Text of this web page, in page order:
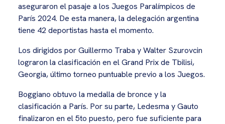
aseguraron el pasaje a los Juegos Paralímpicos de
París 2024. De esta manera, la delegación argentina
tiene 42 deportistas hasta el momento.
Los dirigidos por Guillermo Traba y Walter Szurovcin
lograron la clasificación en el Grand Prix de Tbilisi,
Georgia, último torneo puntuable previo a los Juegos.
Boggiano obtuvo la medalla de bronce y la
clasificación a París. Por su parte, Ledesma y Gauto
finalizaron en el 5to puesto, pero fue suficiente para